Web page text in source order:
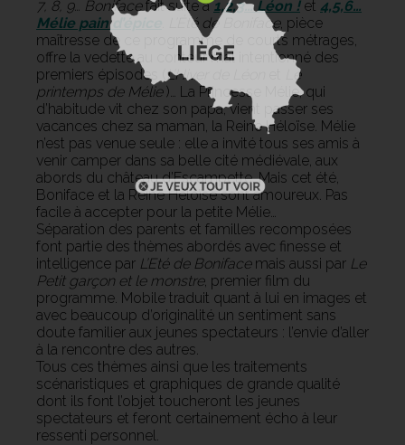
7, 8, 9… Bonifacefait suite à1,2,3… Léon !et 4,5,6…
Mélie pain d’épice
L’Été de Boniface, pièce
maîtresse de ce programme de courts métrages,
offre la vedette au conteur mal intentionné des
premiers épisodes ( L’Hiver de Léon
Le
printemps de Mélie)… La Princesse Mélie, qui
d’habitude vit chez son papa, vient passer ses
vacances chez sa maman, la Reine Héloïse. Mélie
n’est pas venue seule : elle a invité tous ses amis à
venir camper dans sa belle cité médiévale, aux
abords du château d’Escampette. Mais cet été,
Boniface et la Reine Héloïse sont amoureux. Pas
facile à accepter pour la petite Mélie…
Séparation des parents et familles recomposées
font partie des thèmes abordés avec finesse et
intelligence par L’Eté de Bonifacemais aussi par Le
Petit garçon et le monstre, premier film du
programme. Mobile traduit quant à lui en images et
avec beaucoup d’originalité un sentiment sans
doute familier aux jeunes spectateurs : l’envie d’aller
à la rencontre des autres.
Tous ces thèmes ainsi que les traitements
scénaristiques et graphiques de grande qualité
dont ils font l’objet toucheront les jeunes
spectateurs et feront certainement écho à leur
ressenti personnel.